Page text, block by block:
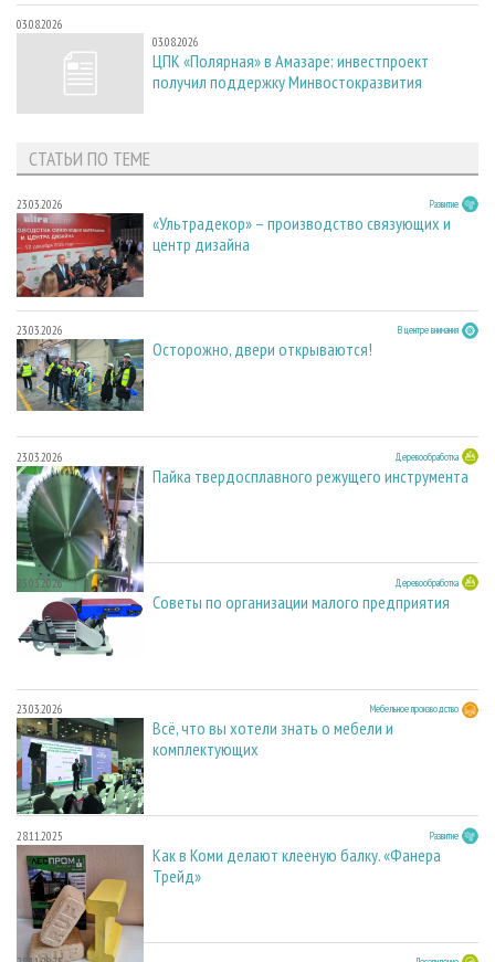
03.08.2026
03.08.2026
ЦПК «Полярная» в Амазаре: инвестпроект
получил поддержку Минвостокразвития
СТАТЬИ ПО ТЕМЕ
23.03.2026 Развитие
«Ультрадекор» – производство связующих и
центр дизайна
23.03.2026 В центре внимания
Осторожно, двери открываются!
23.03.2026 Деревообработка
Пайка твердосплавного режущего инструмента
23.03.2026 Деревообработка
Советы по организации малого предприятия
23.03.2026 Мебельное производство
Всё, что вы хотели знать о мебели и
комплектующих
28.11.2025 Развитие
Как в Коми делают клееную балку. «Фанера
Трейд»